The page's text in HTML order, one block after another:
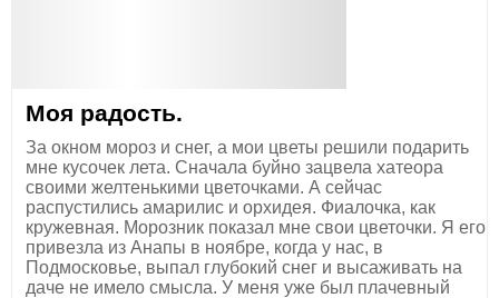
Моя радость.
За окном мороз и снег, а мои цветы решили подарить
мне кусочек лета. Сначала буйно зацвела хатеора
своими желтенькими цветочками. А сейчас
распустились амарилис и орхидея. Фиалочка, как
кружевная. Морозник показал мне свои цветочки. Я его
привезла из Анапы в ноябре, когда у нас, в
Подмосковье, выпал глубокий снег и высаживать на
даче не имело смысла. У меня уже был плачевный